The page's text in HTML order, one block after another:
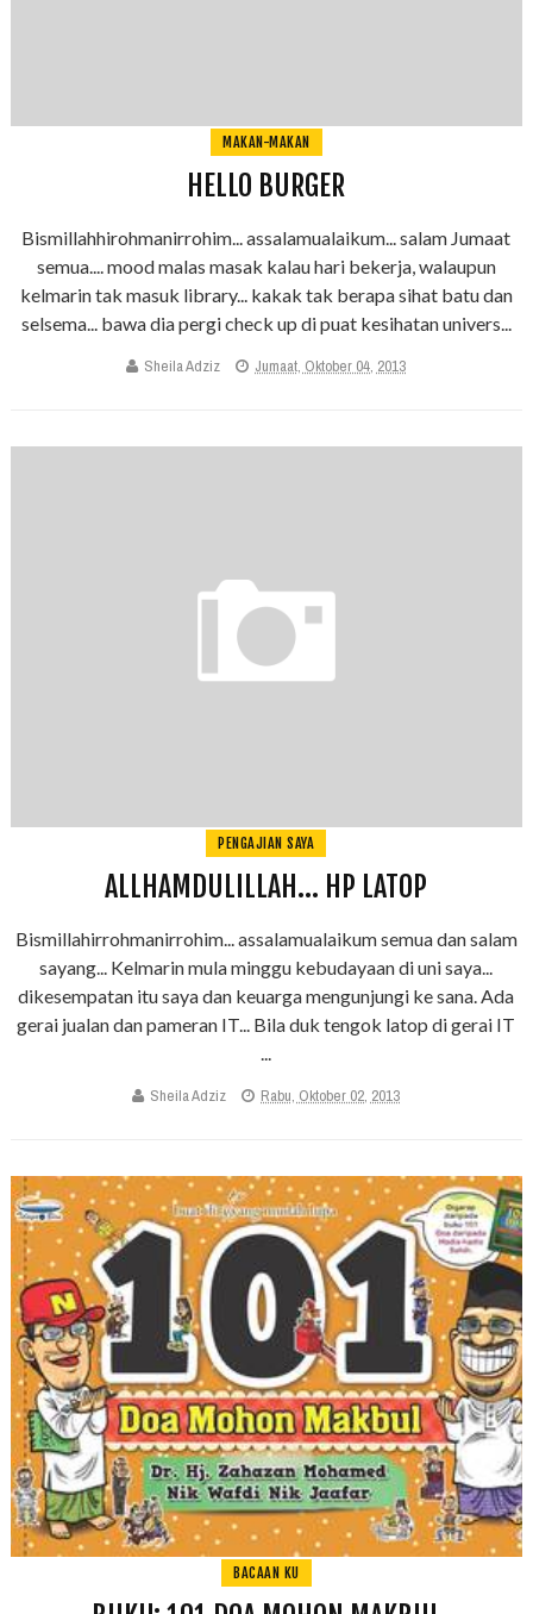
MAKAN-MAKAN
HELLO BURGER
Bismillahhirohmanirrohim... assalamualaikum... salam Jumaat
semua.... mood malas masak kalau hari bekerja, walaupun
kelmarin tak masuk library... kakak tak berapa sihat batu dan
selsema... bawa dia pergi check up di puat kesihatan univers...
Sheila Adziz Jumaat, Oktober 04, 2013
PENGAJIAN SAYA
ALLHAMDULILLAH... HP LATOP
Bismillahirrohmanirrohim... assalamualaikum semua dan salam
sayang... Kelmarin mula minggu kebudayaan di uni saya...
dikesempatan itu saya dan keuarga mengunjungi ke sana. Ada
gerai jualan dan pameran IT... Bila duk tengok latop di gerai IT
...
Sheila Adziz Rabu, Oktober 02, 2013
BACAAN KU